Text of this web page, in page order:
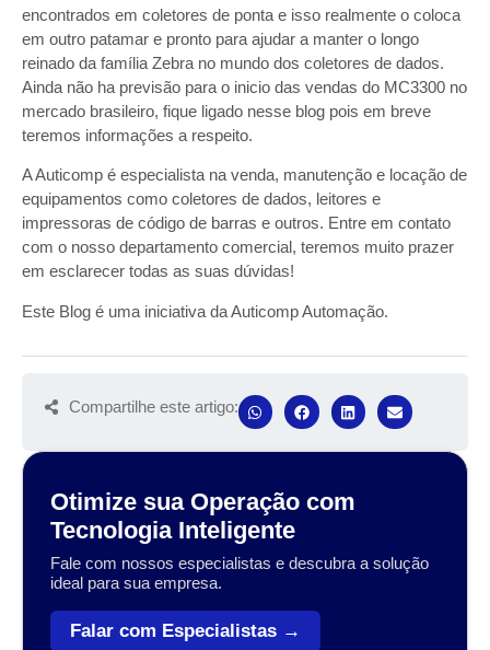
encontrados em coletores de ponta e isso realmente o coloca
em outro patamar e pronto para ajudar a manter o longo
reinado da família Zebra no mundo dos coletores de dados.
Ainda não ha previsão para o inicio das vendas do MC3300 no
mercado brasileiro, fique ligado nesse blog pois em breve
teremos informações a respeito.
A Auticomp é especialista na venda, manutenção e locação de
equipamentos como coletores de dados, leitores e
impressoras de código de barras e outros. Entre em contato
com o nosso departamento comercial, teremos muito prazer
em esclarecer todas as suas dúvidas!
Este Blog é uma iniciativa da Auticomp Automação.
Compartilhe este artigo:
Otimize sua Operação com
Tecnologia Inteligente
Fale com nossos especialistas e descubra a solução
ideal para sua empresa.
Falar com Especialistas →